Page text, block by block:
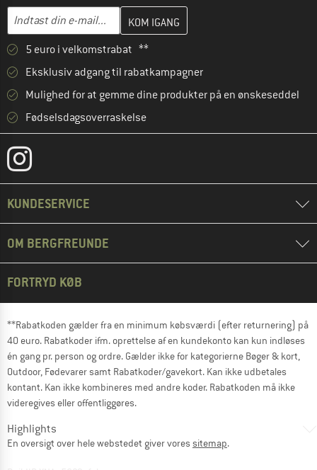
E-mail-adresse
Indtast din e-mailadresse her, og opret i næste trin din
5 euro i velkomstrabat **
Eksklusiv adgang til rabatkampagner
Mulighed for at gemme dine produkter på en ønskeseddel
Fødselsdagsoverraskelse
KUNDESERVICE
OM BERGFREUNDE
FORTRYD KØB
**Rabatkoden gælder fra en minimum købsværdi (efter returnering) på
40 euro. Rabatkoder ifm. oprettelse af en kundekonto kan kun indløses
én gang pr. person og ordre. Gælder ikke for kategorierne Bøger & kort,
Outdoor, Fødevarer samt Rabatkoder/gavekort. Kan ikke udbetales
kontant. Kan ikke kombineres med andre koder. Rabatkoden må ikke
videregives eller offentliggøres.
Highlights
En oversigt over hele webstedet giver voressitemap.